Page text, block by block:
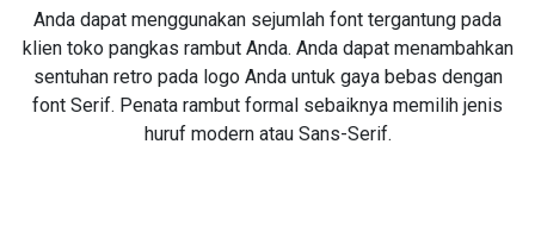
Anda dapat menggunakan sejumlah font tergantung pada
klien toko pangkas rambut Anda. Anda dapat menambahkan
sentuhan retro pada logo Anda untuk gaya bebas dengan
font Serif. Penata rambut formal sebaiknya memilih jenis
huruf modern atau Sans-Serif.